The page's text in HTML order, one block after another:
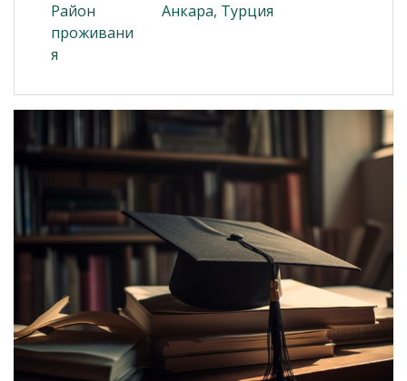
Район
проживани
я
Анкара, Турция